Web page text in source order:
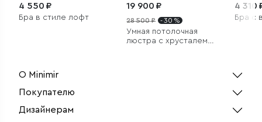
4 550 ₽
Бра в стиле лофт
19 900 ₽
28 500 ₽ - 30 %
Умная потолочная
люстра с хрусталем в
4 310
Бра с
О Minimir
Покупателю
Дизайнерам